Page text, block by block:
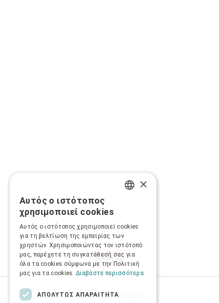
Προσωπικά δεδομένα
×
Αυτός ο ιστότοπος
χρησιμοποιεί cookies
Αυτός ο ιστότοπος χρησιμοποιεί cookies
για τη βελτίωση της εμπειρίας των
χρηστών. Χρησιμοποιώντας τον ιστότοπό
μας, παρέχετε τη συγκατάθεσή σας για
όλα τα cookies σύμφωνα με την Πολιτική
μας για τα cookies. Διαβάστε περισσότερα
ΑΠΟΛΎΤΩΣ ΑΠΑΡΑΊΤΗΤΑ